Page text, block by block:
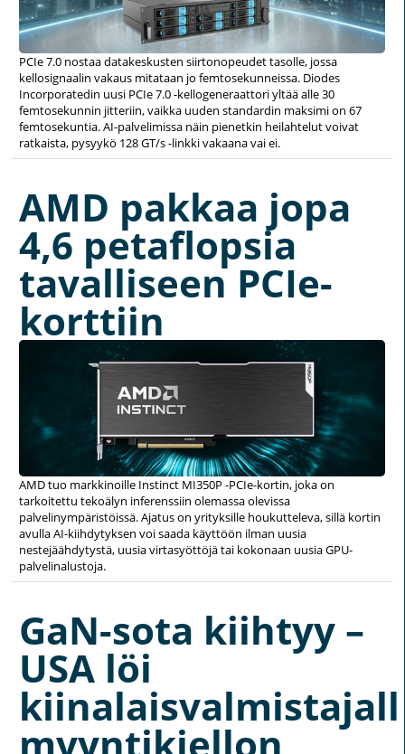
PCIe 7.0 nostaa datakeskusten siirtonopeudet tasolle, jossa
kellosignaalin vakaus mitataan jo femtosekunneissa. Diodes
Incorporatedin uusi PCIe 7.0 -kellogeneraattori yltää alle 30
femtosekunnin jitteriin, vaikka uuden standardin maksimi on 67
femtosekuntia. AI-palvelimissa näin pienetkin heilahtelut voivat
ratkaista, pysyykö 128 GT/s -linkki vakaana vai ei.
AMD pakkaa jopa
4,6 petaflopsia
tavalliseen PCIe-
korttiin
AMD tuo markkinoille Instinct MI350P -PCIe-kortin, joka on
tarkoitettu tekoälyn inferenssiin olemassa olevissa
palvelinympäristöissä. Ajatus on yrityksille houkutteleva, sillä kortin
avulla AI-kiihdytyksen voi saada käyttöön ilman uusia
nestejäähdytystä, uusia virtasyöttöjä tai kokonaan uusia GPU-
palvelinalustoja.
GaN-sota kiihtyy –
USA löi
myyntikiellon